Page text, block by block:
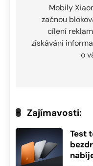
příspěvek
Mobily
začnou
cílení
získávání
o
Zajímavosti:
Test